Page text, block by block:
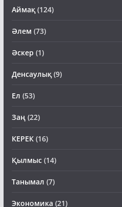
Аймақ(124)
Әлем (73)
Әскер (1)
Денсаулық(9)
Ел (53)
Заң(22)
КЕРЕК(16)
Қылмыс(14)
Танымал (7)
Экономика (21)